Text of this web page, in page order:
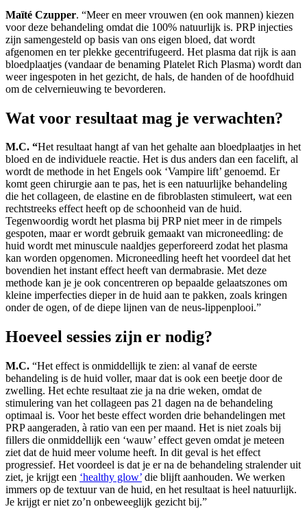
Maïté Czupper. “Meer en meer vrouwen (en ook mannen) kiezen
voor deze behandeling omdat die 100% natuurlijk is. PRP injecties
zijn samengesteld op basis van ons eigen bloed, dat wordt
afgenomen en ter plekke gecentrifugeerd. Het plasma dat rijk is aan
bloedplaatjes (vandaar de benaming Platelet Rich Plasma) wordt dan
weer ingespoten in het gezicht, de hals, de handen of de hoofdhuid
om de celvernieuwing te bevorderen.
Wat voor resultaat mag je verwachten?
M.C. “Het resultaat hangt af van het gehalte aan bloedplaatjes in het
bloed en de individuele reactie. Het is dus anders dan een facelift, al
wordt de methode in het Engels ook ‘Vampire lift’ genoemd. Er
komt geen chirurgie aan te pas, het is een natuurlijke behandeling
die het collageen, de elastine en de fibroblasten stimuleert, wat een
rechtstreeks effect heeft op de schoonheid van de huid.
Tegenwoordig wordt het plasma bij PRP niet meer in de rimpels
gespoten, maar er wordt gebruik gemaakt van microneedling: de
huid wordt met minuscule naaldjes geperforeerd zodat het plasma
kan worden opgenomen. Microneedling heeft het voordeel dat het
bovendien het instant effect heeft van dermabrasie. Met deze
methode kan je je ook concentreren op bepaalde gelaatszones om
kleine imperfecties dieper in de huid aan te pakken, zoals kringen
onder de ogen, of de diepe lijnen van de neus-lippenplooi.”
Hoeveel sessies zijn er nodig?
M.C. “Het effect is onmiddellijk te zien: al vanaf de eerste
behandeling is de huid voller, maar dat is ook een beetje door de
zwelling. Het echte resultaat zie ja na drie weken, omdat de
stimulering van het collageen pas 21 dagen na de behandeling
optimaal is. Voor het beste effect worden drie behandelingen met
PRP aangeraden, à ratio van een per maand. Het is niet zoals bij
fillers die onmiddellijk een ‘wauw’ effect geven omdat je meteen
ziet dat de huid meer volume heeft. In dit geval is het effect
progressief. Het voordeel is dat je er na de behandeling stralender uit
ziet, je krijgt een ‘healthy glow’ die blijft aanhouden. We werken
immers op de textuur van de huid, en het resultaat is heel natuurlijk.
Je krijgt er niet zo’n onbeweeglijk gezicht bij.”